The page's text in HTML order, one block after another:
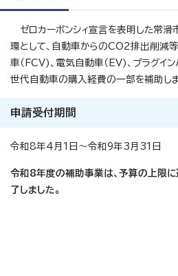
ゼロカーボンシィ宣言を表明した常滑
環として、自動車からのCO2排出削減
車（FCV)、電気自動車（EV)、プラグイン
世代自動車の購入経費の一部を補助しま
申請受付期間
令和8年4月1日～令和9年3月31日
令和8年度の補助事業は、予算の上限
了しました。